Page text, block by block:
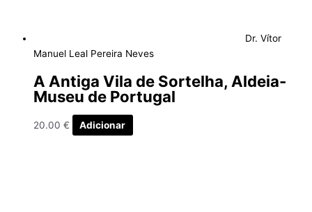
Dr. Vítor
Manuel Leal Pereira Neves
A Antiga Vila de Sortelha, Aldeia-
Museu de Portugal
20.00 € Adicionar